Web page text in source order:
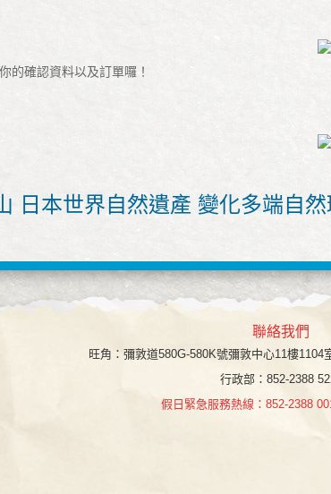
的確認資料以及訂單囉！
日本世界自然遺產 變化多端自然
聯絡我們
旺角 ：彌敦道580G-580K號彌敦中心11樓1104
行政部：852-2388
假日緊急服務熱線：852-2388